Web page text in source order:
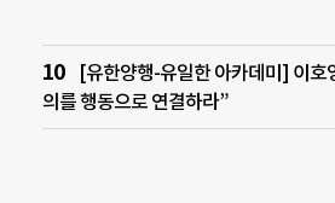
[유한양행-유일한 아카데미] 이호
의를 행동으로 연결하라”